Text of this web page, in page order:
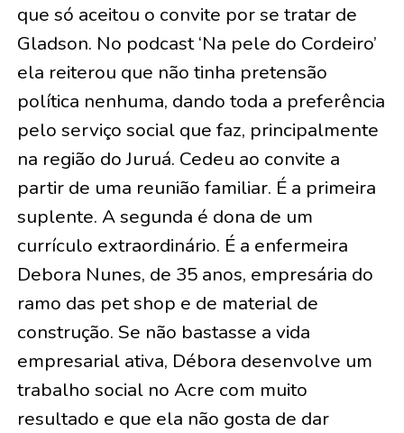
que só aceitou o convite por se tratar de
Gladson. No podcast ‘Na pele do Cordeiro’
ela reiterou que não tinha pretensão
política nenhuma, dando toda a preferência
pelo serviço social que faz, principalmente
na região do Juruá. Cedeu ao convite a
partir de uma reunião familiar. É a primeira
suplente. A segunda é dona de um
currículo extraordinário. É a enfermeira
Debora Nunes, de 35 anos, empresária do
ramo das pet shop e de material de
construção. Se não bastasse a vida
empresarial ativa, Débora desenvolve um
trabalho social no Acre com muito
resultado e que ela não gosta de dar